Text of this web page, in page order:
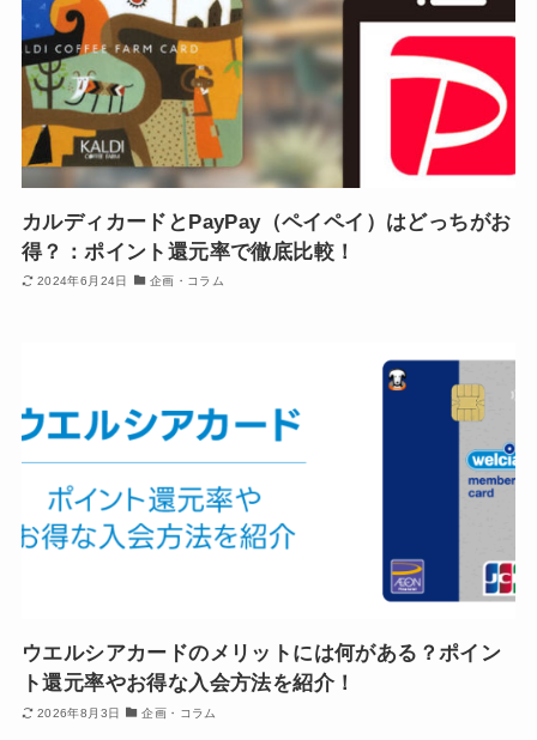
カルディカードとPayPay（ペイペイ）はどっちがお
得？：ポイント還元率で徹底比較！
2024年6月24日 企画・コラム
ウエルシアカードのメリットには何がある？ポイン
ト還元率やお得な入会方法を紹介！
2026年8月3日 企画・コラム